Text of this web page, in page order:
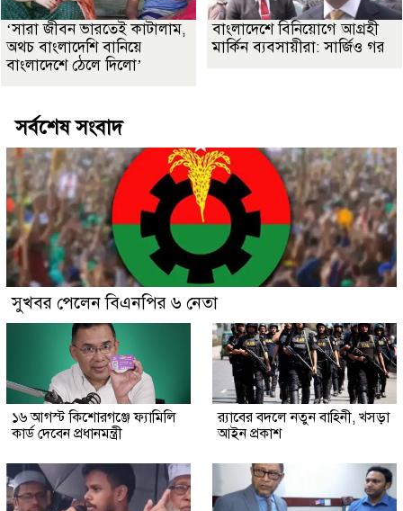
‘সারা জীবন ভারতেই কাটালাম,
অথচ বাংলাদেশি বানিয়ে
বাংলাদেশে ঠেলে দিলো’
বাংলাদেশে বিনিয়োগে আগ্রহী
মার্কিন ব্যবসায়ীরা: সার্জিও গর
সর্বশেষ সংবাদ
সুখবর পেলেন বিএনপির ৬ নেতা
১৬ আগস্ট কিশোরগঞ্জে ফ্যামিলি
কার্ড দেবেন প্রধানমন্ত্রী
র‍্যাবের বদলে নতুন বাহিনী, খসড়া
আইন প্রকাশ